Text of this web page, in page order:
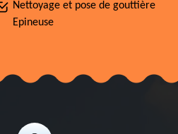
Nettoyage et pose de gouttière
Epineuse